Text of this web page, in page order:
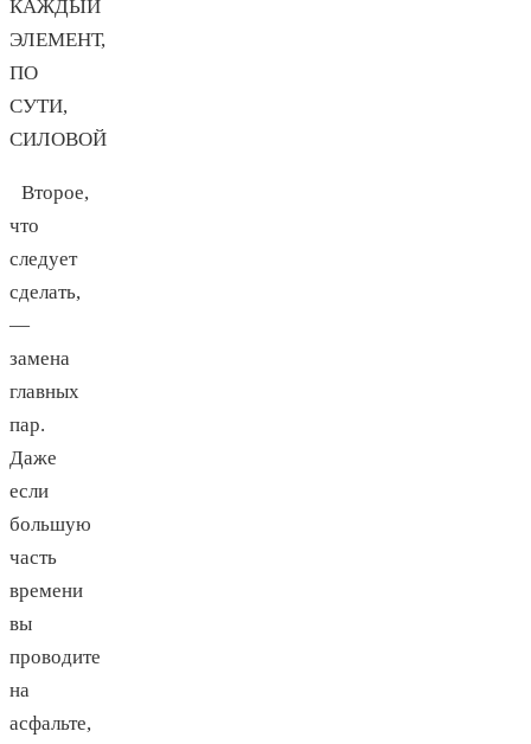
КАЖДЫЙ
ЭЛЕМЕНТ,
ПО
СУТИ,
СИЛОВОЙ
Второе,
что
следует
сделать,
—
замена
главных
пар.
Даже
если
большую
часть
времени
вы
проводите
на
асфальте,